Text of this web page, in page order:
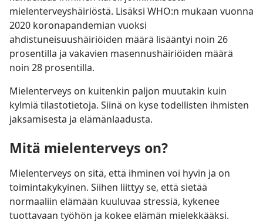
mielenterveyshäiriöstä. Lisäksi WHO:n mukaan vuonna
2020 koronapandemian vuoksi
ahdistuneisuushäiriöiden määrä lisääntyi noin 26
prosentilla ja vakavien masennushäiriöiden määrä
noin 28 prosentilla.
Mielenterveys on kuitenkin paljon muutakin kuin
kylmiä tilastotietoja. Siinä on kyse todellisten ihmisten
jaksamisesta ja elämänlaadusta.
Mitä mielenterveys on?
Mielenterveys on sitä, että ihminen voi hyvin ja on
toimintakykyinen. Siihen liittyy se, että sietää
normaaliin elämään kuuluvaa stressiä, kykenee
tuottavaan työhön ja kokee elämän mielekkääksi.